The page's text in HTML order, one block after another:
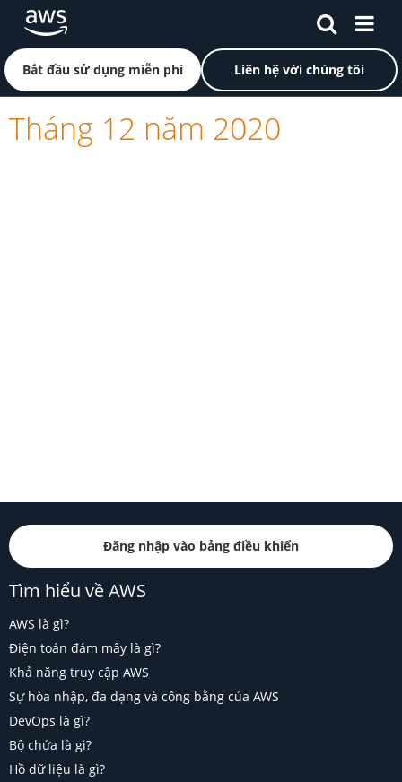
Chuyển đến nội dung chính
Nhấp vào đây để quay lại trang chủ Amazon Web
Bắt đầu sử dụng miễn phí Liên hệ với chúng tôi
Tháng 12 năm 2020
Đăng nhập vào bảng điều khiển
Tìm hiểu về AWS
AWS là gì?
Điện toán đám mây là gì?
Khả năng truy cập AWS
Sự hòa nhập, đa dạng và công bằng của AWS
DevOps là gì?
Bộ chứa là gì?
Hồ dữ liệu là gì?